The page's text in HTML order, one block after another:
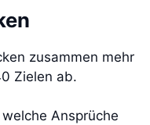
zusammen mehr
Zielen ab.
Ansprüche